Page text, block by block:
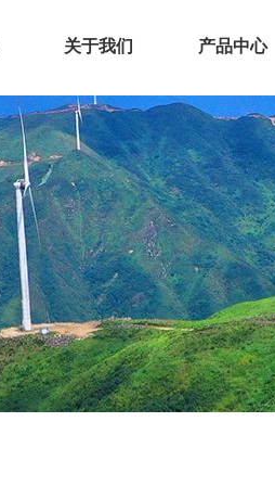
关于我们 产品中心